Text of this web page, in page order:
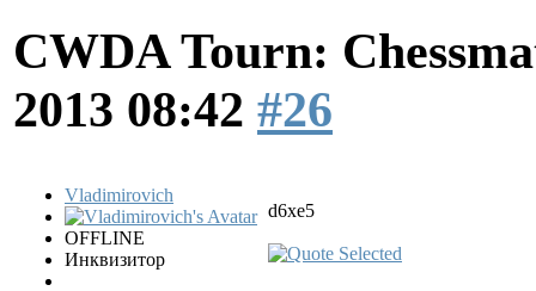
CWDA Tourn:
2013 08:42 #26
Vladimirovich
OFFLINE
Инквизитор
d6xe5